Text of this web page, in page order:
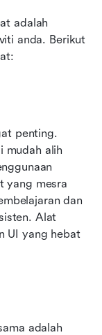
adalah
anda. Berikut
penting.
mudah alih
yang mesra
dan
Alat
UI yang hebat
adalah